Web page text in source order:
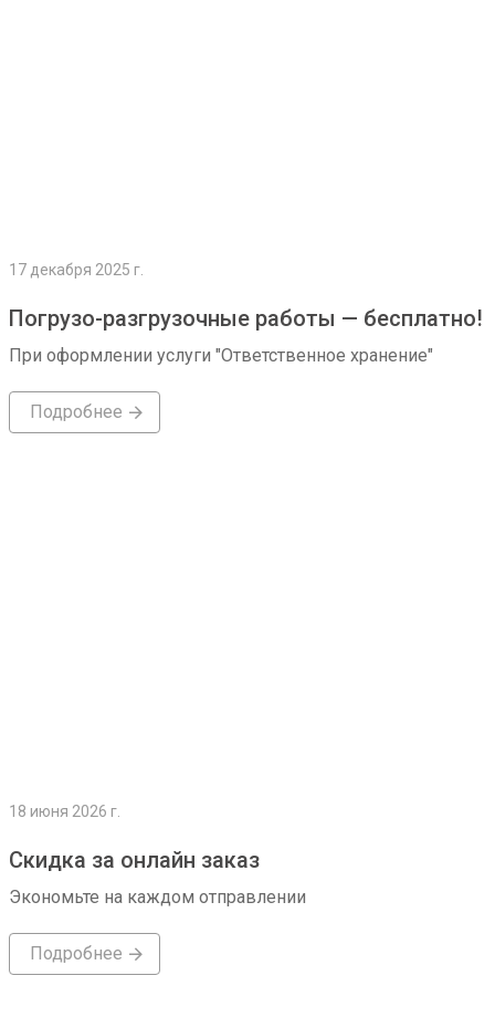
17 декабря 2025 г.
Погрузо-разгрузочные работы — бесплатно!
При оформлении услуги "Ответственное хранение"
Подробнее
18 июня 2026 г.
Скидка за онлайн заказ
Экономьте на каждом отправлении
Подробнее